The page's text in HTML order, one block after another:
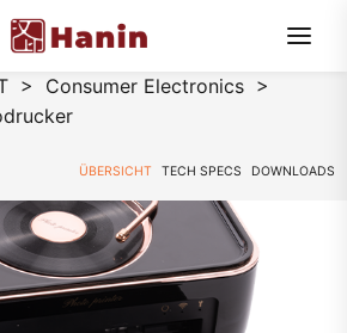
> Consumer Electronics >
ÜBERSICHT TECH SPECS DOWNLOADS